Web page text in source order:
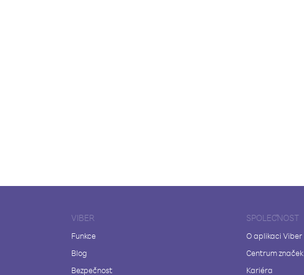
VIBER
Funkce
Blog
Bezpečnost
SPOLEČNOST
O aplikaci Viber
Centrum značek
Kariéra